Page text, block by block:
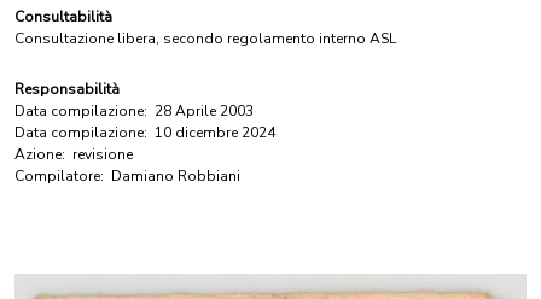
Consultabilità
Consultazione libera, secondo regolamento interno ASL
Responsabilità
Data compilazione: 28 Aprile 2003
Data compilazione: 10 dicembre 2024
Azione: revisione
Compilatore: Damiano Robbiani